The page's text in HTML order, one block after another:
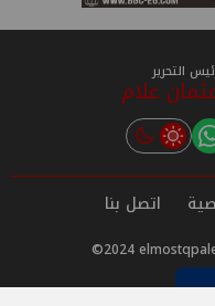
التحرير
علام
tiktok
اتصل بنا
©2024